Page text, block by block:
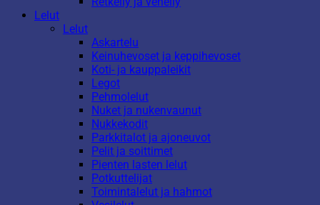
Lelut
Lelut
Askartelu
Keinuhevoset ja keppihevoset
Koti- ja kauppaleikit
Legot
Pehmolelut
Nuket ja nukenvaunut
Nukkekodit
Parkkitalot ja ajoneuvot
Pelit ja soittimet
Pienten lasten lelut
Potkuttelijat
Toimintalelut ja hahmot